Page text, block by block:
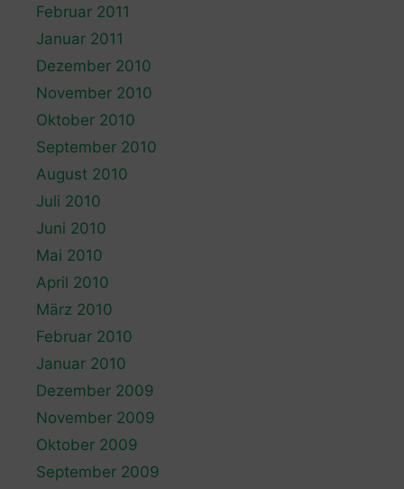
Februar 2011
Januar 2011
Dezember 2010
November 2010
Oktober 2010
September 2010
August 2010
Juli 2010
Juni 2010
Mai 2010
April 2010
März 2010
Februar 2010
Januar 2010
Dezember 2009
November 2009
Oktober 2009
September 2009